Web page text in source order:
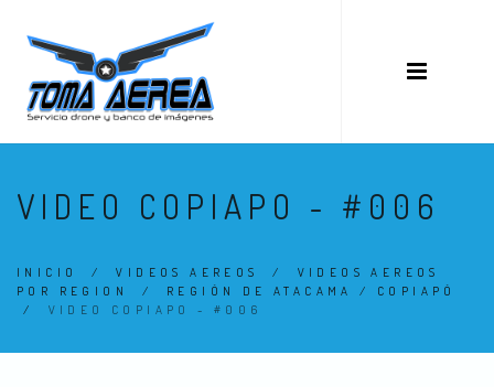
VIDEO COPIAPO - #006
INICIO /VIDEOS AEREOS / VIDEOS AEREOS
POR REGION
/ REGIÓN DE ATACAMA / COPIAPÓ
/ VIDEO COPIAPO - #006